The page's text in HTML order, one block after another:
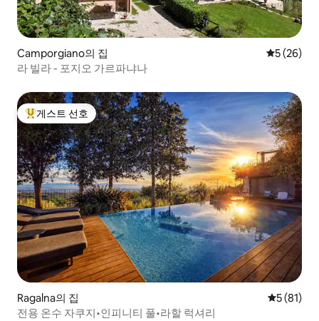
Camporgiano의 집 평점 5점(5
5 (26)
라 빌라 - 포지오 가르파냐나
상위 게스트 선호
게스트 선호
Ragalna의 집 평점 5점
5 (81)
전용 온수 자쿠지•인피니티 풀•라할 럭셔리